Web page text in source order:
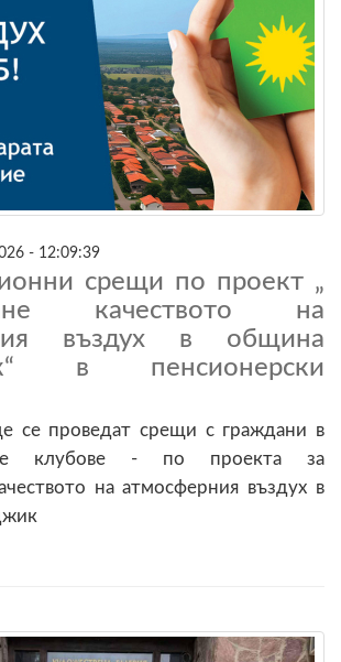
- 12:09:39
срещи по проект „
качеството на
въздух в община
в пенсионерски
се проведат срещи с граждани в
клубове - по проекта за
на атмосферния въздух в